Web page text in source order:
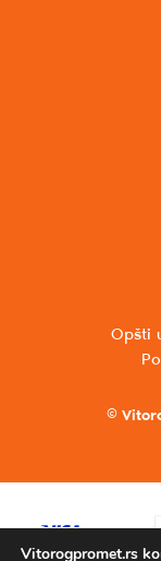
©
Opšti
Vitorogpromet.rs